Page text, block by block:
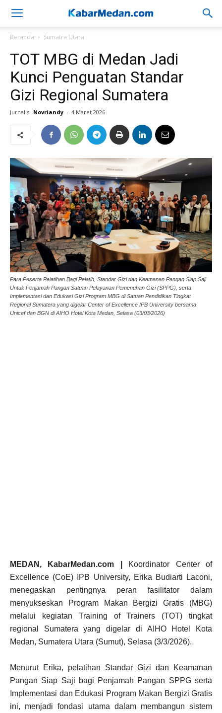
Beranda Sumatra Utara
TOT MBG di Medan Jadi
Kunci Penguatan Standar
Gizi Regional Sumatera
Jurnalis: Novriandy - 4 Maret 2026
Para Peserta Pelatihan Bagi Pelatih, Standar Gizi dan Keamanan Pangan Siap Saji
Untuk Penjamah Pangan Satuan Pelayanan Pemenuhan Gizi (SPPG), serta
Implementasi dan Edukasi Gizi Program MBG di Satuan Pendidikan Tingkat
Regional Sumatera yang digelar Center of Excellence IPB University bersama
Unicef dan BGN di AIHO Hotel Kota Medan, Selasa (03/03/2026)
MEDAN, KabarMedan.com |
Koordinator Center of
Excellence (CoE) IPB University, Erika Budiarti Laconi,
menegaskan pentingnya peran fasilitator dalam
menyukseskan Program Makan Bergizi Gratis (MBG)
melalui kegiatan Training of Trainers (TOT) tingkat
regional Sumatera yang digelar di AIHO Hotel Kota
Medan, Sumatera Utara (Sumut), Selasa (3/3/2026).
Menurut Erika, pelatihan Standar Gizi dan Keamanan
Pangan Siap Saji bagi Penjamah Pangan SPPG serta
Implementasi dan Edukasi Program Makan Bergizi Gratis
ini, menjadi fondasi utama dalam membangun sistem